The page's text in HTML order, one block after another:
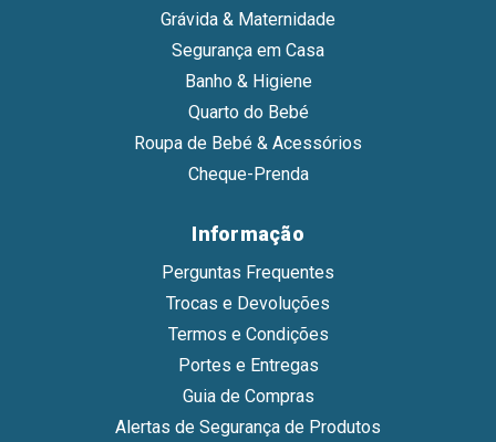
Grávida & Maternidade
Segurança em Casa
Banho & Higiene
Quarto do Bebé
Roupa de Bebé & Acessórios
Cheque-Prenda
Informação
Perguntas Frequentes
Trocas e Devoluções
Termos e Condições
Portes e Entregas
Guia de Compras
Alertas de Segurança de Produtos